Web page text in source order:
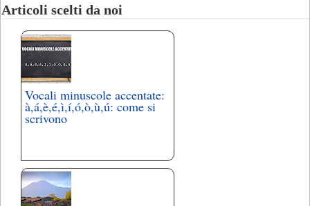
Articoli scelti da noi
Vocali minuscole accentate:
à,á,è,é,ì,í,ó,ò,ù,ú: come si
scrivono